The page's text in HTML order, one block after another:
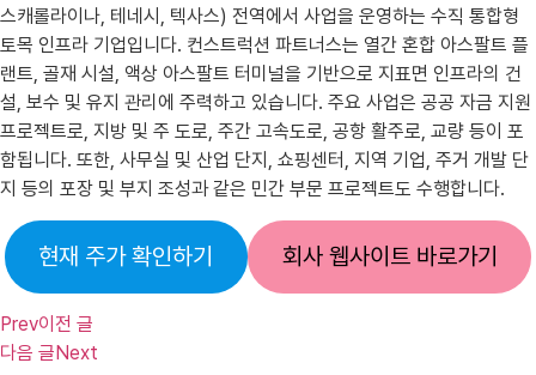
스캐롤라이나, 테네시, 텍사스) 전역에서 사업을 운영하는 수직 통합형
토목 인프라 기업입니다. 컨스트럭션 파트너스는 열간 혼합 아스팔트 플
랜트, 골재 시설, 액상 아스팔트 터미널을 기반으로 지표면 인프라의 건
설, 보수 및 유지 관리에 주력하고 있습니다. 주요 사업은 공공 자금 지원
프로젝트로, 지방 및 주 도로, 주간 고속도로, 공항 활주로, 교량 등이 포
함됩니다. 또한, 사무실 및 산업 단지, 쇼핑센터, 지역 기업, 주거 개발 단
지 등의 포장 및 부지 조성과 같은 민간 부문 프로젝트도 수행합니다.
현재 주가 확인하기 회사 웹사이트 바로가기
Prev이전 글
다음 글Next